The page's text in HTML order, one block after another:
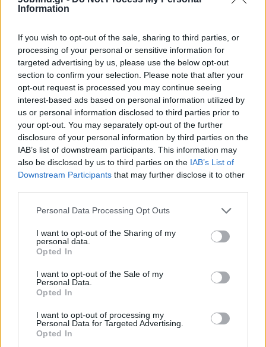
Information
If you wish to opt-out of the sale, sharing to third parties, or
processing of your personal or sensitive information for
targeted advertising by us, please use the below opt-out
section to confirm your selection. Please note that after your
opt-out request is processed you may continue seeing
interest-based ads based on personal information utilized by
us or personal information disclosed to third parties prior to
your opt-out. You may separately opt-out of the further
disclosure of your personal information by third parties on the
IAB’s list of downstream participants. This information may
also be disclosed by us to third parties on the IAB’s List of
Downstream Participants that may further disclose it to other
Personal Data Processing Opt Outs
I want to opt-out of the Sharing of my
personal data.
Opted In
I want to opt-out of the Sale of my
Personal Data.
Opted In
I want to opt-out of processing my
Personal Data for Targeted Advertising.
Opted In
Bonus σύστασης φίλων
Σε ενδιαφέρει η θέση;
Στείλε το βιογραφικό σου!
Αποστολή Βιογραφικού
Όνομα*
Επίθετο*
Επιλογή Αρχείου
Επιτρεπόμενα είδη αρχείων: .doc,.docx,.pdf
Μέγιστο
μέγεθος αρχείου: 3MB